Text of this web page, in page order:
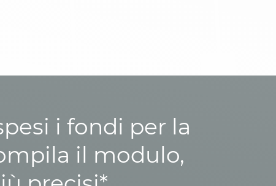
i fondi per la
il modulo,